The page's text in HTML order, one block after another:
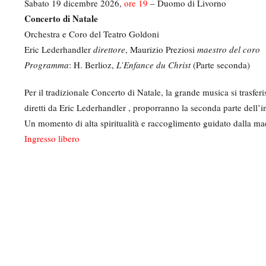
Sabato 19 dicembre 2026, ore 19 – Duomo di Livorno
Concerto di Natale
Orchestra e Coro del Teatro Goldoni
Eric Lederhandler direttore, Maurizio Preziosi maestro del coro
Programma: H. Berlioz, L’Enfance du Christ(Parte seconda)
Per il tradizionale Concerto di Natale, la grande musica si
diretti da Eric Lederhandler , proporranno la seconda parte
Un momento di alta spiritualità e raccoglimento guidato dalla
Ingresso libero